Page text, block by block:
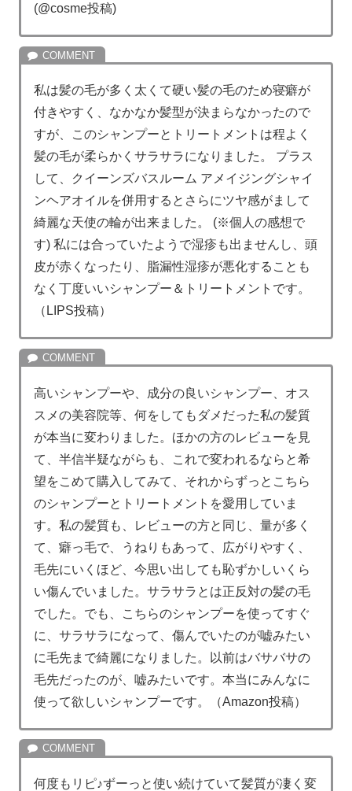
(@cosme投稿)
私は髪の毛が多く太くて硬い髪の毛のため寝癖が
付きやすく、なかなか髪型が決まらなかったので
すが、このシャンプーとトリートメントは程よく
髪の毛が柔らかくサラサラになりました。 プラス
して、クイーンズバスルーム アメイジングシャイ
ンヘアオイルを併用するとさらにツヤ感がまして
綺麗な天使の輪が出来ました。 (※個人の感想で
す) 私には合っていたようで湿疹も出ませんし、頭
皮が赤くなったり、脂漏性湿疹が悪化することも
なく丁度いいシャンプー＆トリートメントです。
（LIPS投稿）
高いシャンプーや、成分の良いシャンプー、オス
スメの美容院等、何をしてもダメだった私の髪質
が本当に変わりました。ほかの方のレビューを見
て、半信半疑ながらも、これで変われるならと希
望をこめて購入してみて、それからずっとこちら
のシャンプーとトリートメントを愛用していま
す。私の髪質も、レビューの方と同じ、量が多く
て、癖っ毛で、うねりもあって、広がりやすく、
毛先にいくほど、今思い出しても恥ずかしいくら
い傷んでいました。サラサラとは正反対の髪の毛
でした。でも、こちらのシャンプーを使ってすぐ
に、サラサラになって、傷んでいたのが嘘みたい
に毛先まで綺麗になりました。以前はバサバサの
毛先だったのが、嘘みたいです。本当にみんなに
使って欲しいシャンプーです。（Amazon投稿）
何度もリピ♪ずーっと使い続けていて髪質が凄く変